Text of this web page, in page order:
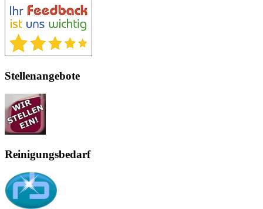
Stellenangebote
Reinigungsbedarf